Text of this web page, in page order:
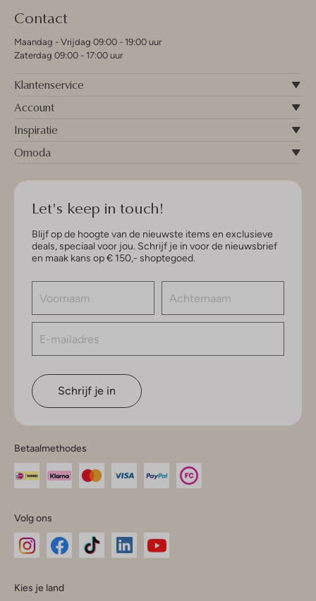
Contact
Maandag - Vrijdag 09:00 - 19:00 uur
Zaterdag 09:00 - 17:00 uur
Klantenservice
Account
Inspiratie
Omoda
Let's keep in touch!
Blijf op de hoogte van de nieuwste items en exclusieve
deals, speciaal voor jou. Schrijf je in voor de nieuwsbrief
en maak kans op € 150,- shoptegoed.
Schrijf je in
Betaalmethodes
Volg ons
InstagramFacebook
Kies je land